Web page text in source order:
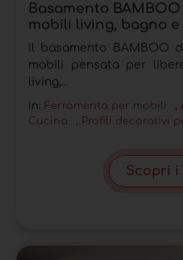
Basamento
mobili living, bagno
Il basamento BAMBOO
mobili pensata per
living,...
In: Ferramenta per mobili ,
Cucina
, Profili decorativi
Scopri i